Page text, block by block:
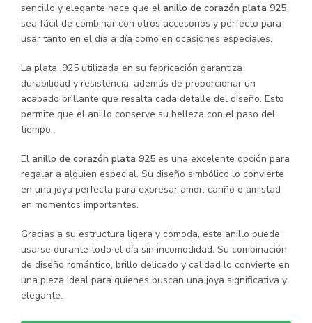
sencillo y elegante hace que el anillo de corazón plata 925
sea fácil de combinar con otros accesorios y perfecto para
usar tanto en el día a día como en ocasiones especiales.
La plata .925 utilizada en su fabricación garantiza
durabilidad y resistencia, además de proporcionar un
acabado brillante que resalta cada detalle del diseño. Esto
permite que el anillo conserve su belleza con el paso del
tiempo.
El anillo de corazón plata 925 es una excelente opción para
regalar a alguien especial. Su diseño simbólico lo convierte
en una joya perfecta para expresar amor, cariño o amistad
en momentos importantes.
Gracias a su estructura ligera y cómoda, este anillo puede
usarse durante todo el día sin incomodidad. Su combinación
de diseño romántico, brillo delicado y calidad lo convierte en
una pieza ideal para quienes buscan una joya significativa y
elegante.